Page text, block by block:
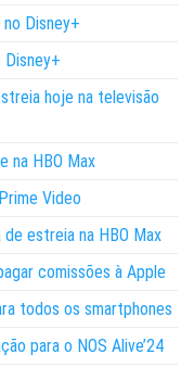
Disney+
hoje na televisão
na HBO Max
Video
estreia na HBO Max
comissões à Apple
todos os smartphones
para o NOS Alive’24